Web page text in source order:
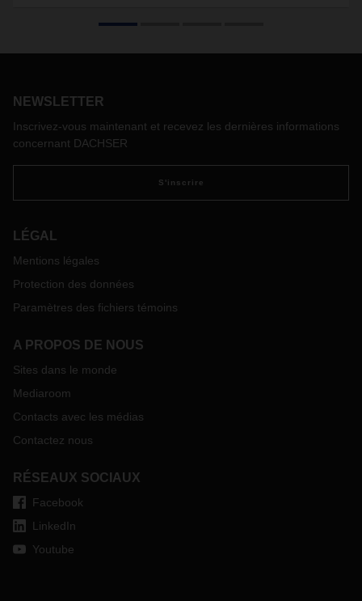
Chem Logistics.
NEWSLETTER
Inscrivez-vous maintenant et recevez les dernières informations
concernant DACHSER
S'inscrire
LÉGAL
Mentions légales
Protection des données
Paramètres des fichiers témoins
A PROPOS DE NOUS
Sites dans le monde
Mediaroom
Contacts avec les médias
Contactez nous
RÉSEAUX SOCIAUX
Facebook
LinkedIn
Youtube